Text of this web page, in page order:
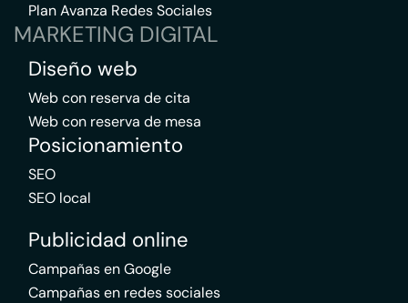
Plan Avanza Redes Sociales
MARKETING DIGITAL
Diseño web
Web con reserva de cita
Web con reserva de mesa
Posicionamiento
SEO
SEO local
Publicidad online
Campañas en Google
Campañas en redes sociales